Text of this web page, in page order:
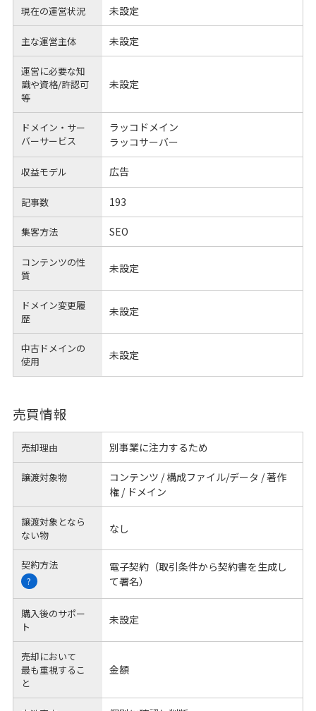
現在の運営状況 未設定
主な運営主体 未設定
運営に必要な知
識や資格/許認可
等
未設定
ドメイン・サー
バーサービス
ラッコドメイン
ラッコサーバー
収益モデル 広告
記事数 193
集客方法 SEO
コンテンツの性
質
未設定
ドメイン変更履
歴
未設定
中古ドメインの
使用
未設定
売買情報
売却理由 別事業に注力するため
譲渡対象物
コンテンツ / 構成ファイル/データ / 著作
権 / ドメイン
譲渡対象となら
ない物
なし
契約方法
?
電子契約（取引条件から契約書を生成し
て署名）
購入後のサポー
ト
未設定
売却において
最も重視するこ
と
金額